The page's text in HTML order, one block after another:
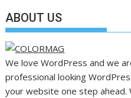
ABOUT US
We love WordPress and we
professional looking
your website one step ahead.